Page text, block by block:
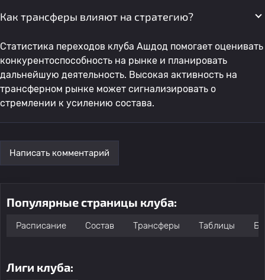
Как трансферы влияют на стратегию?
Статистика переходов клуба Ашдод помогает оценивать
конкурентоспособность на рынке и планировать
дальнейшую деятельность. Высокая активность на
трансферном рынке может сигнализировать о
стремлении к усилению состава.
Написать комментарий
Популярные страницы клуба:
Расписание Состав Трансферы Таблицы
Лиги клуба: